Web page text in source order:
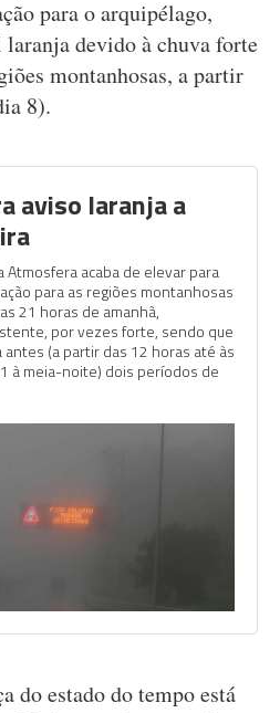
para o arquipélago,
devido à chuva forte
montanhosas, a partir
8).
aviso laranja a
acaba de elevar para
para as regiões montanhosas
21 horas de amanhã,
por vezes forte, sendo que
(a partir das 12 horas até às
à meia-noite) dois períodos de
do estado do tempo está